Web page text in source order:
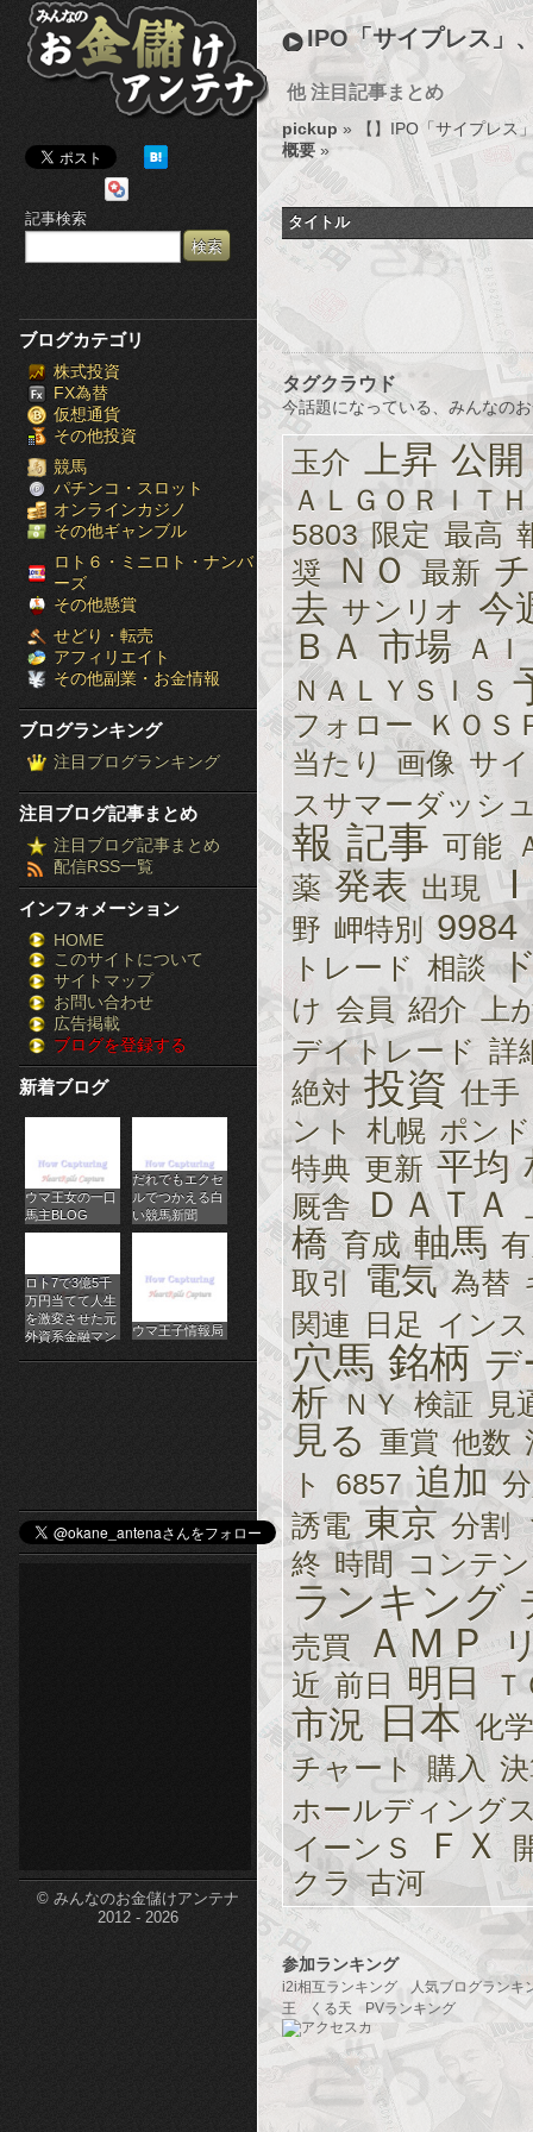
み
ん
な
の
お
金
儲
け
ア
ン
テ
ナ
［ブ
ロ
グ
ラ
ン
キ
ン
グ］-
株
FX
競
馬
パ
チ
ス
ロ
オ
ン
ラ
イ
ン
カ
ジ
ノ
etc-
記事検索
ブログカテゴリ
株式投資
FX為替
仮想通貨
その他投資
競馬
パチンコ・スロット
オンラインカジノ
その他ギャンブル
ロト６・ミニロト・ナンバ
ーズ
その他懸賞
せどり・転売
アフィリエイト
その他副業・お金情報
ブログランキング
注目ブログランキング
注目ブログ記事まとめ
注目ブログ記事まとめ
配信RSS一覧
インフォメーション
HOME
このサイトについて
サイトマップ
お問い合わせ
広告掲載
ブログを登録する
新着ブログ
ウマ王女の一口
馬主BLOG
だれでもエクセ
ルでつかえる白
い競馬新聞
ロト7で3億5千
万円当てて人生
を激変させた元
外資系金融マン
ウマ王子情報局
© みんなのお金儲けアンテナ
2012 - 2026
IPO「サイプレス」
他 注目記事まとめ
pickup » 【 】IPO「サイプレス
概要»
タイトル
タグクラウド
今話題になっている、みんなの
玉介 上昇 公開
ＡＬＧＯＲＩＴ
5803 限定 最高
奨 ＮＯ 最新
去 サンリオ 今
ＢＡ 市場
ＡＩ
ＮＡＬＹＳＩＳ
フォロー ＫＯＳ
当たり
画像 サ
スサマーダッシ
報 記事 可能
薬 発表 出現
野 岬特別 9984
トレード 相談
け 会員 紹介
上
デイトレード 詳
絶対 投資 仕手
ント
札幌 ポンド
特典 更新 平均
厩舎 ＤＡＴＡ
橋 育成 軸馬
取引 電気 為替
関連
日足 イン
穴馬 銘柄 デ
析 ＮＹ 検証 見
見る 重賞 他数
ト
6857 追加
誘電 東京 分割
終 時間 コンテ
ランキング
売買 ＡＭＰ
近 前日 明日
市況 日本 化学
チャート 購入
ホールディング
イーンＳ
ＦＸ
クラ 古河
参加ランキング
i2i相互ランキング
人気ブログランキ
王
くる天 PVランキング